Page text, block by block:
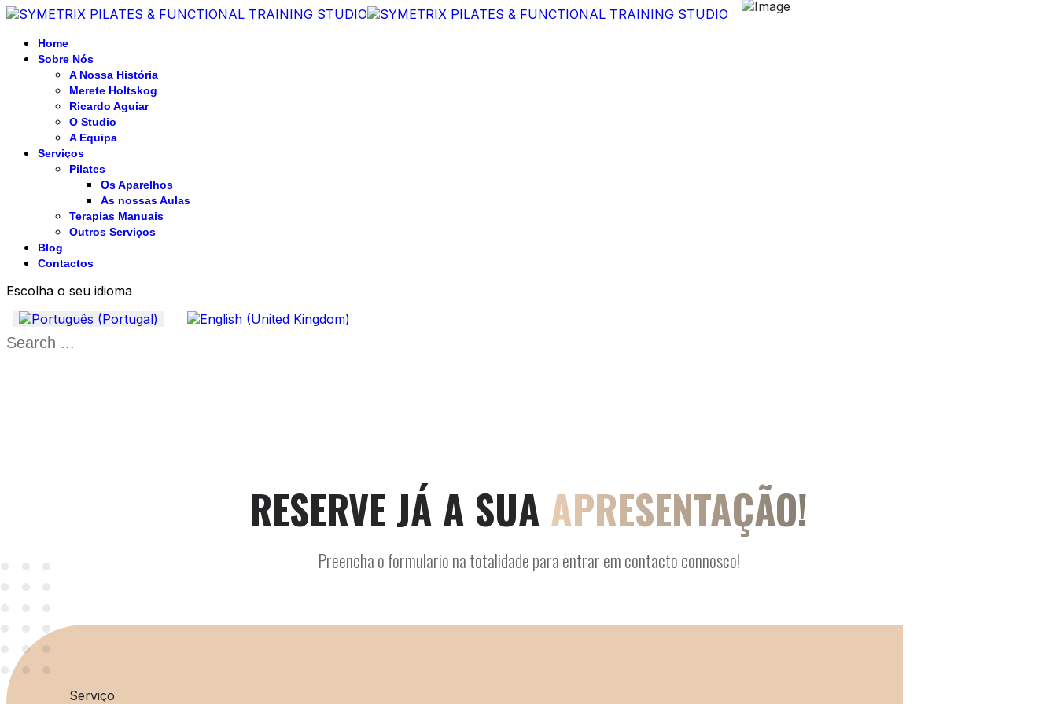
Home
Sobre Nós
A Nossa História
Merete Holtskog
Ricardo Aguiar
O Studio
A Equipa
Serviços
Pilates
Os Aparelhos
As nossas Aulas
Terapias Manuais
Outros Serviços
Blog
Contactos
Escolha o seu idioma
RESERVE JÁ A SUA APRESENTAÇÃO!
Preencha o formulario na totalidade para entrar em contacto connosco!
Serviço